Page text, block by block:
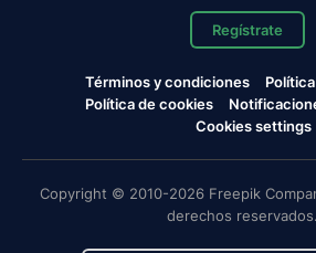
Regístrate
Términos y condiciones
Política de cookies
Cookies settings
Copyright © 2010-2026 Freepik
derechos reservados.